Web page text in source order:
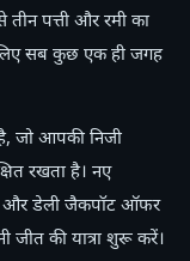
पत्ती और रमी का
सब कुछ एक ही जगह
जो आपकी निजी
रखता है। नए
और डेली जैकपॉट ऑफर
की यात्रा शुरू करें।